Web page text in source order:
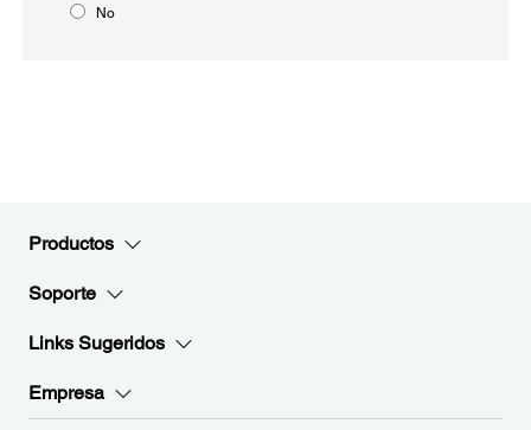
No
Productos
Soporte
Links Sugeridos
Empresa